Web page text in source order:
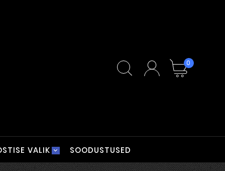
0
VALIK SOODUSTUSED